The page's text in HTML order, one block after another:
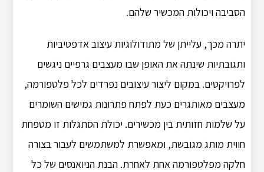
הסביבה ויכולות המכשיר שלהם.
יתרה מכך, עלייתן של מתודולוגיות עיצוב אדפטיביות
ותגובתיות שינתה את האופן שבו מעצבים גרפיים ניגשים
לפרויקטים. במקום ליצור עיצובים נפרדים לכל פלטפורמה,
מעצבים מאותגרים כעת לפתח פתרונות גמישים השומרים
על שלמות חזותית בין מכשירים. יכולת הסתגלות זו מטפחת
חווית מותג מגובשת, ומאפשרת למשתמשים לעבור בצורה
חלקה מפלטפורמה אחת לאחרת. הבנת הניואנסים של כל